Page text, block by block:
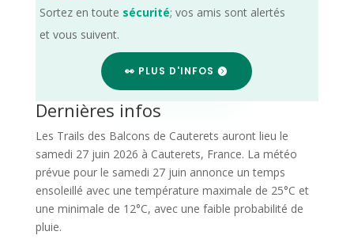
Sortez en toute sécurité; vos amis sont alertés
et vous suivent.
👀 PLUS D'INFOS
Dernières infos
Les Trails des Balcons de Cauterets auront lieu le
samedi 27 juin 2026 à Cauterets, France. La météo
prévue pour le samedi 27 juin annonce un temps
ensoleillé avec une température maximale de 25°C et
une minimale de 12°C, avec une faible probabilité de
pluie.